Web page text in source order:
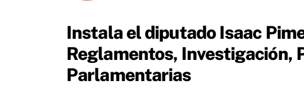
Instala el diputado Isaac
Reglamentos, Investigación,
Parlamentarias